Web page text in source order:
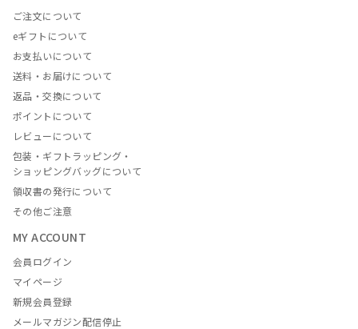
ご注文について
eギフトについて
お支払いについて
送料・お届けについて
返品・交換について
ポイントについて
レビューについて
包装・ギフトラッピング・
ショッピングバッグについて
領収書の発行について
その他ご注意
MY ACCOUNT
会員ログイン
マイページ
新規会員登録
メールマガジン配信停止